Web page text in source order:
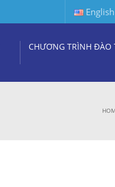
English
CHƯƠNG TRÌNH ĐÀO